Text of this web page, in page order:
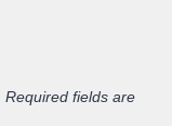
Required fields are